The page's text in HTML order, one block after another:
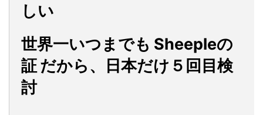
しい
世界一いつまでも Sheepleの
証だから、日本だけ５回目検
討